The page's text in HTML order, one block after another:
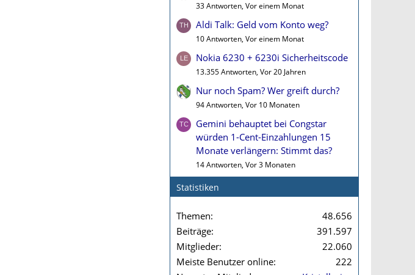
33 Antworten, Vor einem Monat
Aldi Talk: Geld vom Konto weg?
10 Antworten, Vor einem Monat
Nokia 6230 + 6230i Sicherheitscode
13.355 Antworten, Vor 20 Jahren
Nur noch Spam? Wer greift durch?
94 Antworten, Vor 10 Monaten
Gemini behauptet bei Congstar
würden 1-Cent-Einzahlungen 15
Monate verlängern: Stimmt das?
14 Antworten, Vor 3 Monaten
Statistiken
Themen
48.656
Beiträge
391.597
Mitglieder
22.060
Meiste Benutzer online
222